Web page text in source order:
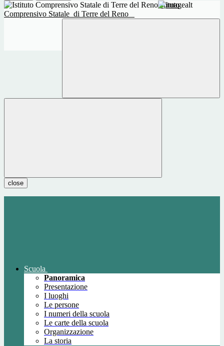
Istituto
Comprensivo Statale di Terre del Reno
close
Scuola
Panoramica
Presentazione
I luoghi
Le persone
I numeri della scuola
Le carte della scuola
Organizzazione
La storia